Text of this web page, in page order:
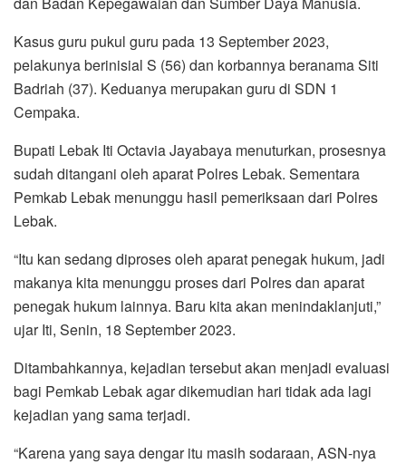
Kasus guru pukul guru pada 13 September 2023,
pelakunya berinisial S (56) dan korbannya beranama Siti
Badriah (37). Keduanya merupakan guru di SDN 1
Cempaka.
Bupati Lebak Iti Octavia Jayabaya menuturkan, prosesnya
sudah ditangani oleh aparat Polres Lebak. Sementara
Pemkab Lebak menunggu hasil pemeriksaan dari Polres
Lebak.
“Itu kan sedang diproses oleh aparat penegak hukum, jadi
makanya kita menunggu proses dari Polres dan aparat
penegak hukum lainnya. Baru kita akan menindaklanjuti,”
ujar Iti, Senin, 18 September 2023.
Ditambahkannya, kejadian tersebut akan menjadi evaluasi
bagi Pemkab Lebak agar dikemudian hari tidak ada lagi
kejadian yang sama terjadi.
“Karena yang saya dengar itu masih sodaraan, ASN-nya